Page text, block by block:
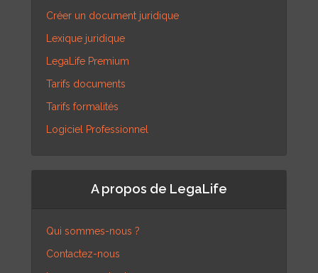
Créer un document juridique
Lexique juridique
LegaLife Premium
Tarifs documents
Tarifs formalités
Logiciel Professionnel
A propos de LegaLife
Qui sommes-nous ?
Contactez-nous